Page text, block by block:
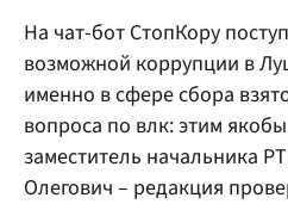
Политика
На чат-бот СтопКору
возможной коррупции в
именно в сфере сбора
вопроса по влк: этим
заместитель начальника
Олегович – редакция